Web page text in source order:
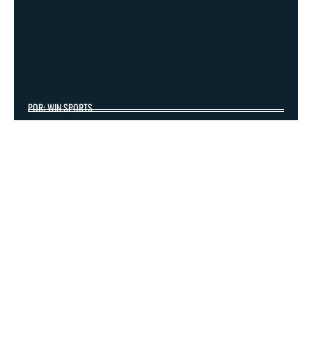
POR: WIN SPORTS